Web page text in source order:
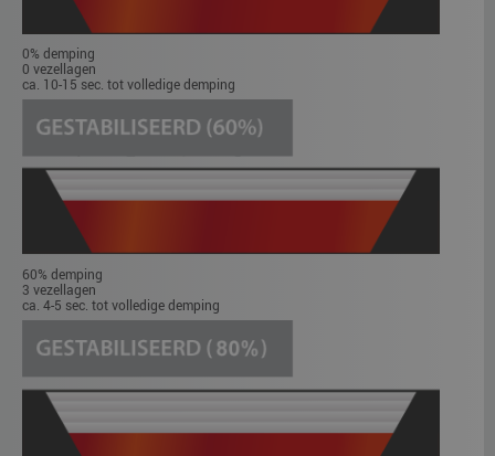
0% demping
0 vezellagen
ca. 10-15 sec. tot volledige demping
60% demping
3 vezellagen
ca. 4-5 sec. tot volledige demping